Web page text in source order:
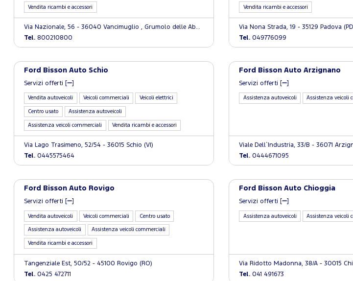
Vendita ricambi e accessori
Tel. 800210800
Vendita ricambi e accessori
Via Nona Strada, 19 - 35129 Padova
Tel. 049776099
Ford Bisson Auto Schio
Servizi offerti [
Vendita autoveicoli Veicoli commerciali Veicoli elettrici
Centro usato Assistenza autoveicoli
Assistenza veicoli commerciali Vendita ricambi e accessori
Via Lago Trasimeno, 52/54 - 36015 Schio (VI)
Tel. 0445575464
Ford Bisson Auto Arzignano
Servizi offerti [
Assistenza autoveicoli Assistenza veicoli
Viale Dell`Industria, 33/B - 36071
Tel. 0444671095
Ford Bisson Auto Rovigo
Servizi offerti [
Vendita autoveicoli Veicoli commerciali Centro usato
Assistenza autoveicoli Assistenza veicoli commerciali
Vendita ricambi e accessori
Tangenziale Est, 50/52 - 45100 Rovigo (RO)
Tel. 0425 472711
Ford Bisson Auto Chioggia
Servizi offerti [
Assistenza autoveicoli Assistenza veicoli
Via Ridotto Madonna, 38/A - 30015
Tel. 041 491673